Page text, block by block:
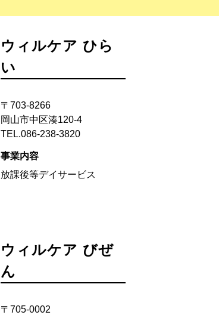
ウィルケア ひら
い
〒703-8266
岡山市中区湊120-4
TEL.086-238-3820
事業内容
放課後等デイサービス
ウィルケア びぜ
ん
〒705-0002